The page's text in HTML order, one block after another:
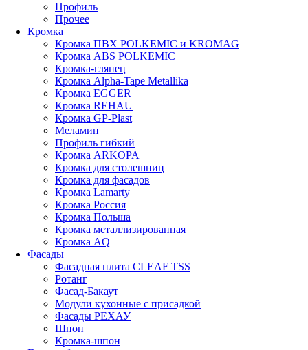
Профиль
Прочее
Кромка
Кромка ПВХ POLKEMIC и KROMAG
Кромка ABS POLKEMIС
Кромка-глянец
Кромка Alpha-Tape Metallika
Кромка EGGER
Кромка REHAU
Кромка GP-Plast
Меламин
Профиль гибкий
Кромка ARKOPA
Кромка для столешниц
Кромка для фасадов
Кромка Lamarty
Кромка Россия
Кромка Польша
Кромка металлизированная
Кромка AQ
Фасады
Фасадная плита CLEAF TSS
Ротанг
Фасад-Бакаут
Модули кухонные с присадкой
Фасады РЕХАУ
Шпон
Кромка-шпон